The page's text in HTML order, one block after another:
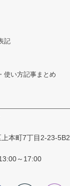
記
使い方記事まとめ
本町7丁目2-23-5B2
～17:00